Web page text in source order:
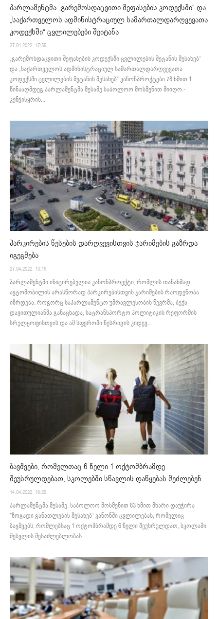
პარლამენტმა „გარემოსდაცვითი შეფასების კოდექსში“ და
„საქართველოს ადმინისტრაციულ სამართალდარღვევათა
კოდექსში“ ცვლილებები შეიტანა
27.04.2022. 17:55
„გარემოსდაცვითი შეფასების კოდექსში ცვლილების შეტანის შესახებ“
და „საქართველოს ადმინისტრაციულ სამართალდარღვევათა
კოდექსში ცვლილების შეტანის შესახებ“ კანონპროქტები 78 ხმით 1
წინააღმდეგ პარლამენტმა მესამე საბოლოო მოსმენით მიიღო.­­
კენჭისყრის...
პარკირების წესების დარღვევისთვის ჯარიმების გაზრდა
იგეგმება
27.04.2022. 13:19
პარლამენტში ინიცირებულია კანონპროექტი, რომლის თანახმად
ავტომობილის არასწორად პარკირებისთვის ჯარიმების რაოდენობა
იზრდება. როგორც საპარლამენტო უმრავლესობის წევრმა, ბექა
დავითულიანმა განაცხადა, სატრანსპორტო პოლიტიკის რეფორმის
სრულყოფისთვის და ამ სფეროში წესრიგის კიდევ...
ბავშვები, რომელთაც 6 წელი 1 ოქტომბრამდე
შეუსრულდებათ, სკოლებში სწავლის დაწყებას შეძლებენ
14.04.2022. 16:29
პარლამენტმა მესამე, საბოლოო მოსმენით 83 ხმით მხარი დაუჭირა
"ზოგადი განათლების შესახებ“ კანონში ცვლილებას, რომელიც
ბავშვებს, რომლებსაც 1 ოქტომბრამდე 6 წელი შეუსრულდათ, სკოლაში
შესვლის შესაძლებლობას...